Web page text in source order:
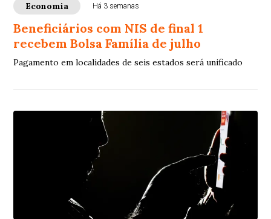
Economia Há 3 semanas
Beneficiários com NIS de final 1
recebem Bolsa Família de julho
Pagamento em localidades de seis estados será unificado